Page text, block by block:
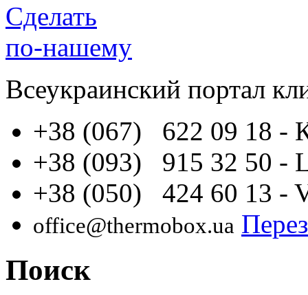
Сделать
по-нашему
Всеукраинский портал
+38 (067) 622 09 18 -
+38 (093) 915 32 50 -
+38 (050) 424 60 13 -
office@thermobox.ua
Поиск